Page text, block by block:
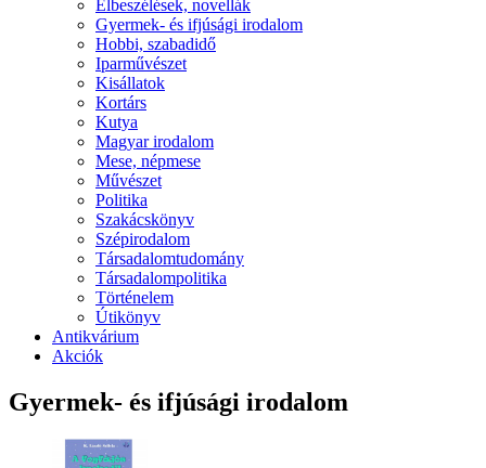
Elbeszélések, novellák
Gyermek- és ifjúsági irodalom
Hobbi, szabadidő
Iparművészet
Kisállatok
Kortárs
Kutya
Magyar irodalom
Mese, népmese
Művészet
Politika
Szakácskönyv
Szépirodalom
Társadalomtudomány
Társadalompolitika
Történelem
Útikönyv
Antikvárium
Akciók
Gyermek- és ifjúsági irodalom